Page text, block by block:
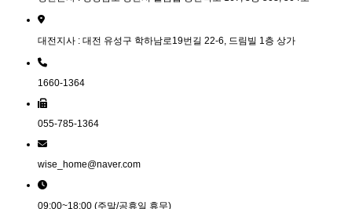
대전지사 : 대전 유성구 학하남로19번길 22-6, 드림빌 1층 상가
1660-1364
055-785-1364
wise_home@naver.com
09:00~18:00 (주말/공휴일 휴무)